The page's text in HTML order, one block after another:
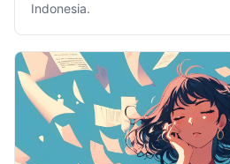
Indonesia.